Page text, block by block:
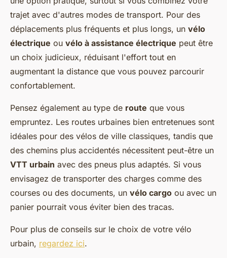
trajet avec d'autres modes de transport. Pour des
déplacements plus fréquents et plus longs, un vélo
électrique ou vélo à assistance électrique peut être
un choix judicieux, réduisant l'effort tout en
augmentant la distance que vous pouvez parcourir
confortablement.
Pensez également au type de route que vous
empruntez. Les routes urbaines bien entretenues sont
idéales pour des vélos de ville classiques, tandis que
des chemins plus accidentés nécessitent peut-être un
VTT urbain avec des pneus plus adaptés. Si vous
envisagez de transporter des charges comme des
courses ou des documents, un vélo cargo ou avec un
panier pourrait vous éviter bien des tracas.
Pour plus de conseils sur le choix de votre vélo
urbain, regardez ici.